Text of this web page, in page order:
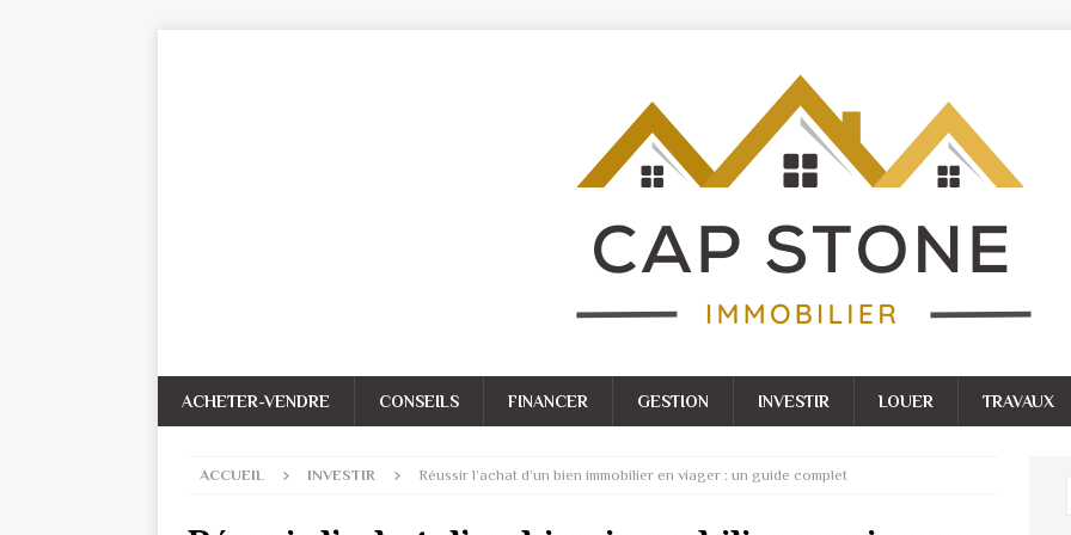
ACHETER-VENDRE CONSEILS FINANCER GESTION INVESTIR LOUER TRAVAUX
ACCUEIL INVESTIR Réussir l’achat d’un bien immobilier en viager : un guide complet